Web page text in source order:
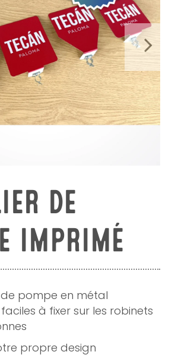
DE
IMPRIMÉ
pompe en métal
à fixer sur les robinets
propre design